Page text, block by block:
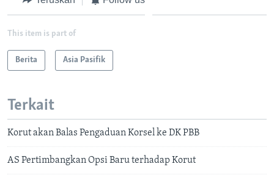
This item is part of
Berita Asia Pasifik
Terkait
Korut akan Balas Pengaduan Korsel ke DK PBB
AS Pertimbangkan Opsi Baru terhadap Korut